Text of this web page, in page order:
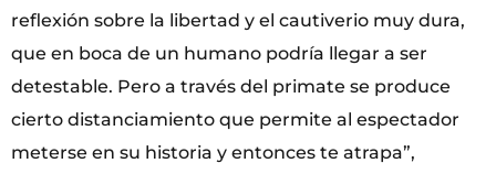
reflexión sobre la libertad y el cautiverio muy dura,
que en boca de un humano podría llegar a ser
detestable. Pero a través del primate se produce
cierto distanciamiento que permite al espectador
meterse en su historia y entonces te atrapa”,